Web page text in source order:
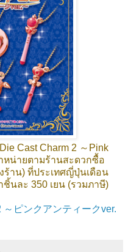
Cast Charm 2 ～Pink
หน่ายตามร้านสะดวกซื้อ
ร้าน) ที่ประเทศญี่ปุ่นเดือน
นละ 350 เยน (รวมภาษี)
ピンクアンティークver.